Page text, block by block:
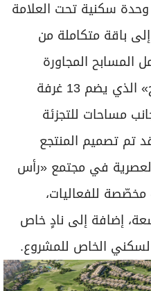
فندقياً، إلى جانب 96 وحدة سكنية تحت العلامة
إلى باقة متكاملة من
المسابح المجاورة
للشاطئ، ومركز «سبا مونتاج» الذي يضم 13 غرفة
مساحات للتجزئة
تم تصميم المنتجع
في مجتمع «رأس
للفعاليات،
إضافة إلى نادٍ خاص
الخاص للمشروع.